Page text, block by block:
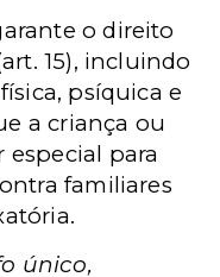
o direito
15), incluindo
psíquica e
a criança ou
para
familiares
único,